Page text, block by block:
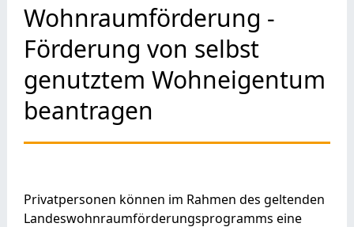
Wohnraumförderung -
Förderung von selbst
genutztem Wohneigentum
beantragen
Privatpersonen können im Rahmen des geltenden
Landeswohnraumförderungsprogramms eine